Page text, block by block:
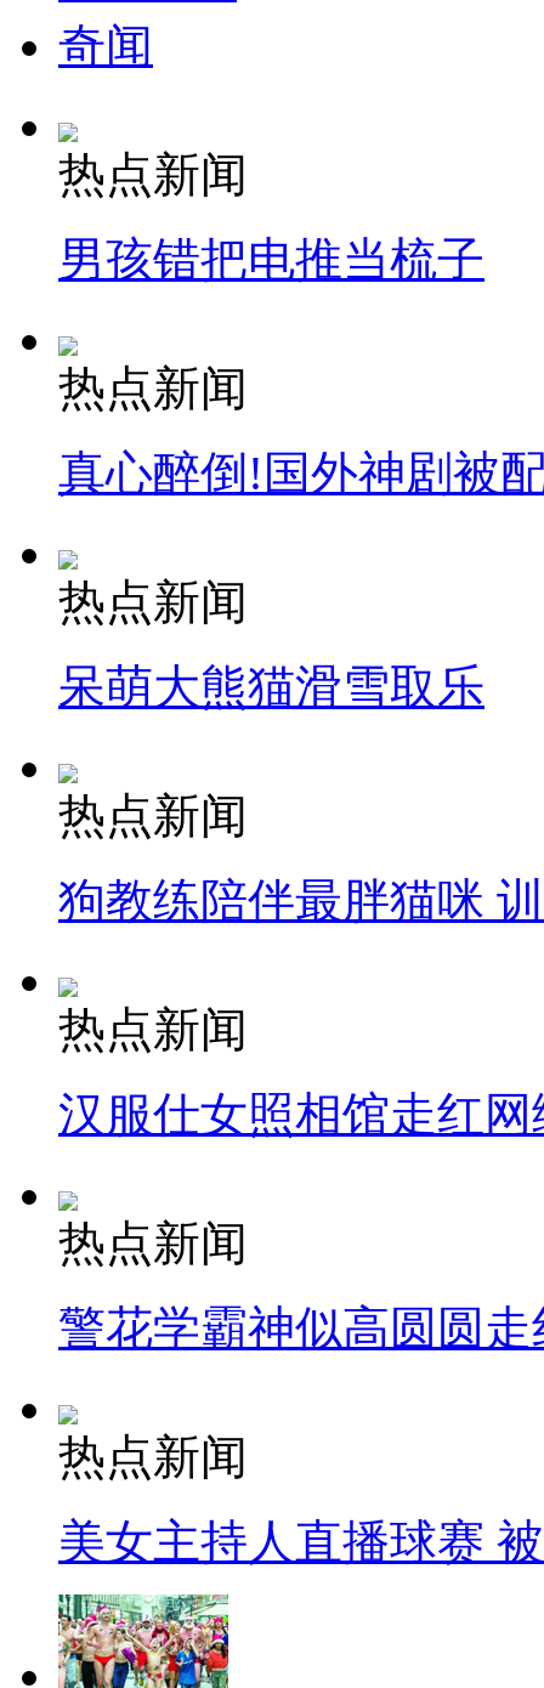
奇闻
热点新闻
男孩错把电推当梳子
热点新闻
真心醉倒!国外神剧被
热点新闻
呆萌大熊猫滑雪取乐
热点新闻
狗教练陪伴最胖猫咪
热点新闻
汉服仕女照相馆走红网
热点新闻
警花学霸神似高圆圆走
热点新闻
美女主持人直播球赛